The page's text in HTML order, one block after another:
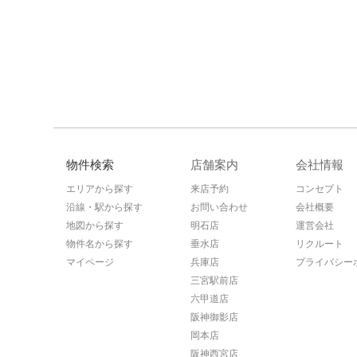
物件検索
エリアから探す
沿線・駅から探す
地図から探す
物件名から探す
マイページ
店舗案内
来店予約
お問い合わせ
明石店
垂水店
兵庫店
三宮駅前店
六甲道店
阪神御影店
岡本店
阪神西宮店
会社情報
コンセプト
会社概要
運営会社
リクルート
プライバシー